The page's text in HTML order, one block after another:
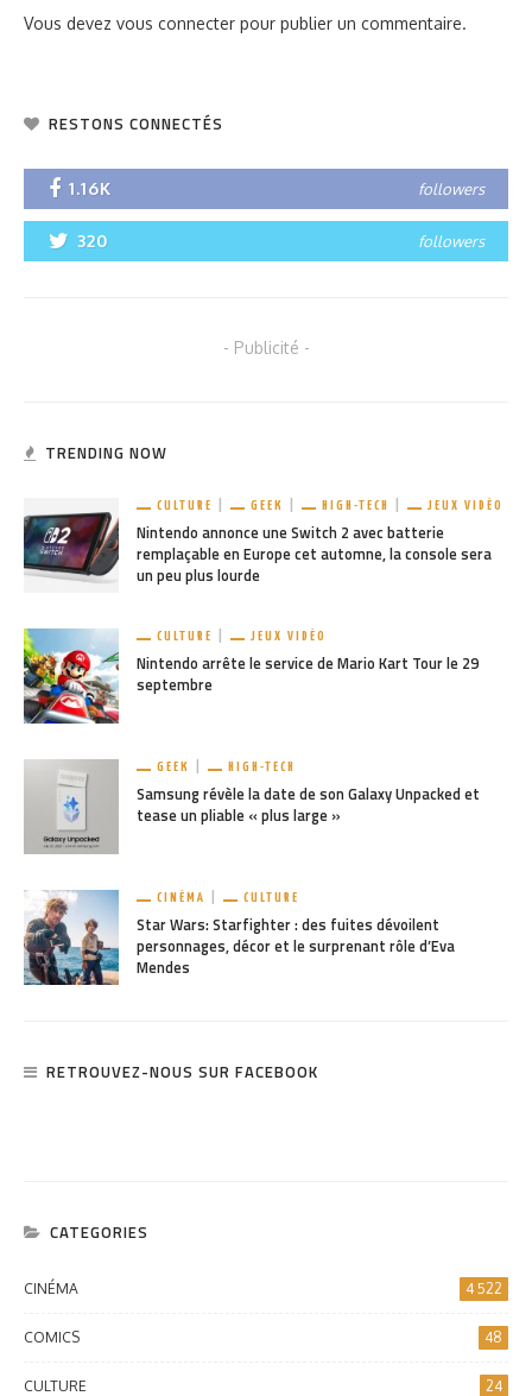
Vous devez vous connecter pour publier un commentaire.
RESTONS CONNECTÉS
1.16K followers
320 followers
- Publicité -
TRENDING NOW
CULTURE GEEK HIGH-TECH JEUX VIDÉO
Nintendo annonce une Switch 2 avec batterie
remplaçable en Europe cet automne, la console sera
un peu plus lourde
CULTURE JEUX VIDÉO
Nintendo arrête le service de Mario Kart Tour le 29
septembre
GEEK HIGH-TECH
Samsung révèle la date de son Galaxy Unpacked et
tease un pliable « plus large »
CINÉMA CULTURE
Star Wars: Starfighter : des fuites dévoilent
personnages, décor et le surprenant rôle d’Eva
Mendes
RETROUVEZ-NOUS SUR FACEBOOK
CATEGORIES
CINÉMA 4 522
COMICS 48
CULTURE 24